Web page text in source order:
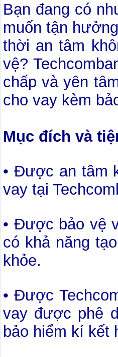
Bạn đang có
muốn tận
thời an tâm
vệ?
chấp và yên
cho vay kèm
Mục đích và
• Được an tâm
vay tại
• Được bảo vệ
có khả năng
khỏe.
• Được
vay được phê
bảo hiểm kí kết